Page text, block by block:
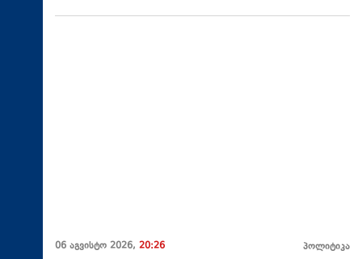
06 აგვისტო 2026, 20:26 პოლიტიკა